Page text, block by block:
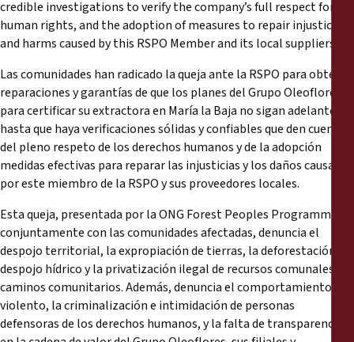
credible investigations to verify the company’s full respect for
human rights, and the adoption of measures to repair injustices
and harms caused by this RSPO Member and its local suppliers.
Las comunidades han radicado la queja ante la RSPO para obtener
reparaciones y garantías de que los planes del Grupo Oleoflores
para certificar su extractora en María la Baja no sigan adelante
hasta que haya verificaciones sólidas y confiables que den cuenta
del pleno respeto de los derechos humanos y de la adopción
medidas efectivas para reparar las injusticias y los daños causados
por este miembro de la RSPO y sus proveedores locales.
Esta queja, presentada por la ONG Forest Peoples Programme
conjuntamente con las comunidades afectadas, denuncia el
despojo territorial, la expropiación de tierras, la deforestación, el
despojo hídrico y la privatización ilegal de recursos comunales y
caminos comunitarios. Además, denuncia el comportamiento
violento, la criminalización e intimidación de personas
defensoras de los derechos humanos, y la falta de transparencia